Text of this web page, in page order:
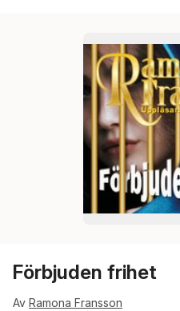
Förbjuden frihet
Av Ramona Fransson